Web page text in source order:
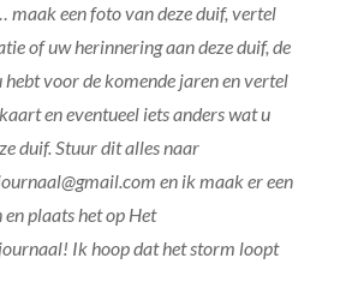
maak een foto van deze duif, vertel
of uw herinnering aan deze duif, de
voor de komende jaren en vertel
en eventueel iets anders wat u
duif. Stuur dit alles naar
en ik maak er een
plaats het op Het
Ik hoop dat het storm loopt